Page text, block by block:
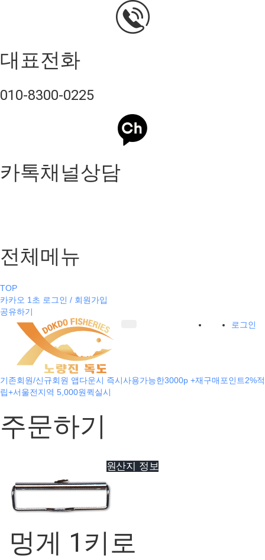
대표전화
010-8300-0225
카톡채널상담
전체메뉴
TOP
카카오 1초 로그인 / 회원가입
공유하기
로그인
기존회원/신규회원 앱다운시 즉시사용가능한3000p +재구매포인트2%적
립+서울전지역 5,000원퀵실시
주문하기
원산지 정보
멍게 1키로